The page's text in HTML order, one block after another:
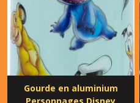
Gourde en aluminium